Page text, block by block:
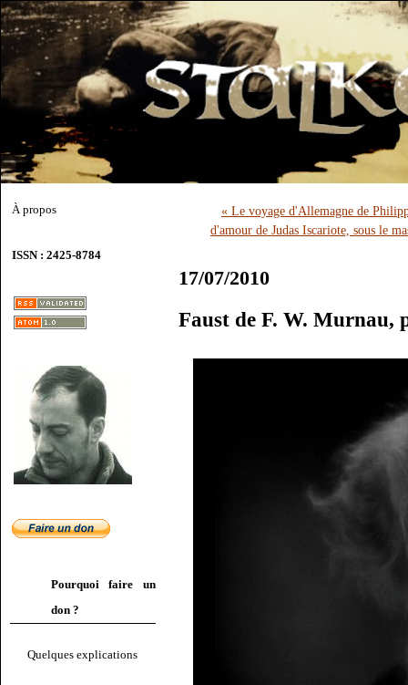
À propos
ISSN : 2425-8784
Pourquoi faire un
don ?
Quelques explications
« Le voyage d'Allemagne de
d'amour de Judas Iscariote, sous le
17/07/2010
Faust de F. W. Murnau,